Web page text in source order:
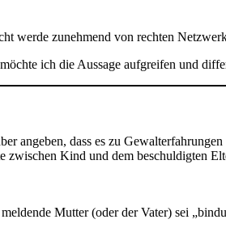
werde zunehmend von rechten
ich die Aussage aufgreifen und
angeben, dass es zu Gewalterfahrungen
zwischen Kind und dem beschuldigten
Mutter (oder der Vater) sei